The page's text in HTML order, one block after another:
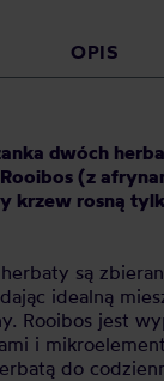
OPIS
dwóch
(z
krzew rosną
są
idealną
Rooibos jest
i
do